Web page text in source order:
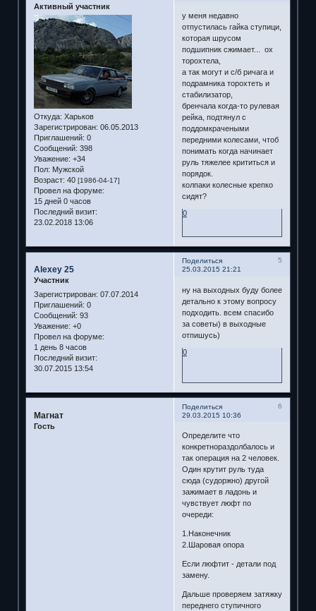
Активный участник
Откуда: Харьков
Зарегистрирован: 06.05.2013
Приглашений: 0
Сообщений: 398
Уважение: +34
Пол: Мужской
Возраст: 40 [1986-04-17]
Провел на форуме:
15 дней 0 часов
Последний визит:
23.02.2018 13:06
у меня недавно
отпустилась гайка ступици,
которая шрусом
подшипник сжимает... ох
торохтела,
а так могут и с/б ричага и
подрамника торохтеть и
стабилизатор,
бренчала когда-то рулевая
рейка, подтянул с
поддомкрачеными
передними колесами, чтоб
понимать когда начинает
руль тяжелее крититься и
порядок.
колпаки колесные крепко
сидят?
0
Поделиться
5
25.03.2015 21:21
Alexey 25
Участник
Зарегистрирован: 07.07.2014
Приглашений: 0
Сообщений: 93
Уважение: +0
Провел на форуме:
1 день 8 часов
Последний визит:
30.07.2015 13:54
ну на выходных буду более
детально к этому вопросу
подходить. всем спасибо
за советы) в выходные
отпишусь)
0
Поделиться
6
29.03.2015 10:36
Магнат
Гость
Определите что
конкретнораздолбалось и
так операция на 2 человек.
Один крутит руль туда
сюда (судоржно) другой
зажимает в ладонь и
чувствует люфт по
очереди:
1.Наконечник
2.Шаровая опора
Если люфтит - детали под
замену.
Дальше проверяем затяжку
переднего ступичного